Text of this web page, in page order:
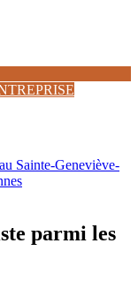
Sainte-Geneviève-
parmi les